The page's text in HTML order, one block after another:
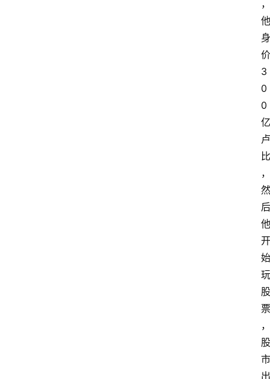
，
他
身
价
3
0
0
亿
卢
比
，
然
后
他
开
始
玩
股
票
，
股
市
出